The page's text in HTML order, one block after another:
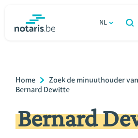
gaan
NL
OPEN
Relatie & samenleven
Erven & schenken
Breadcrumb
Home
Zoek de minuuthouder
Bernard Dewitte
Bernard